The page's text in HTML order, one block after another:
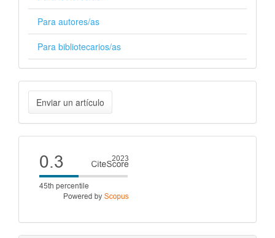
Para autores/as
Para bibliotecarios/as
Enviar
un
artículo
Enviar un artículo
Cite
score